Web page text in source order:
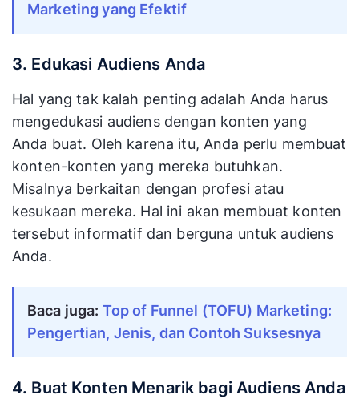
Marketing yang Efektif
3. Edukasi Audiens Anda
Hal yang tak kalah penting adalah Anda harus
mengedukasi audiens dengan konten yang
Anda buat. Oleh karena itu, Anda perlu membuat
konten-konten yang mereka butuhkan.
Misalnya berkaitan dengan profesi atau
kesukaan mereka. Hal ini akan membuat konten
tersebut informatif dan berguna untuk audiens
Anda.
Baca juga: Top of Funnel (TOFU) Marketing:
Pengertian, Jenis, dan Contoh Suksesnya
4. Buat Konten Menarik bagi Audiens Anda